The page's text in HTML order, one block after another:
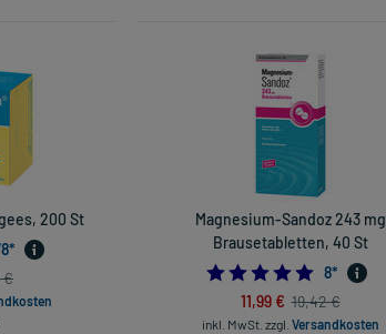
200 St
*
€
Magnesium-Sandoz 243 mg
Brausetabletten, 40 St
4.875
8*
11,99 € 19,42 €
inkl. MwSt. zzgl. Versandkosten